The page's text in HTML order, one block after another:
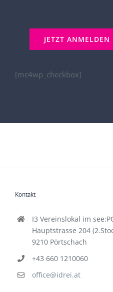
[mc4wp_checkbox]
Kontakt
I3 Vereinslokal im
Hauptstrasse 204
9210 Pörtschach
+43 660 1210060
office@idrei.at